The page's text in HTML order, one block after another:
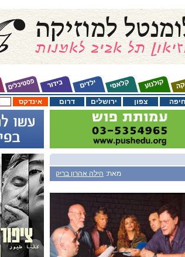
אינדקס דרום ירושלים צפון חיפה
מאת: הילה אהרון בריק